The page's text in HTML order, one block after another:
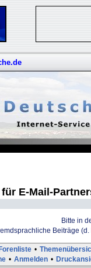
für E-Mail-
Bitte in
Beiträge
•
• Anmelden •